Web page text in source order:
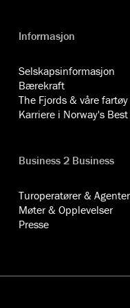
Informasjon
Selskapsinformasjon
Bærekraft
The Fjords & våre fartøy
Karriere i Norway's Best
Business 2 Business
Turoperatører & Agenter
Møter & Opplevelser
Presse